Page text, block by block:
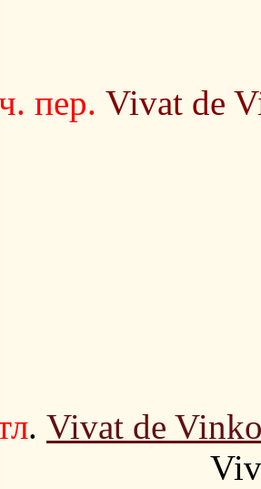
пер. Vivat de
. Vivat de